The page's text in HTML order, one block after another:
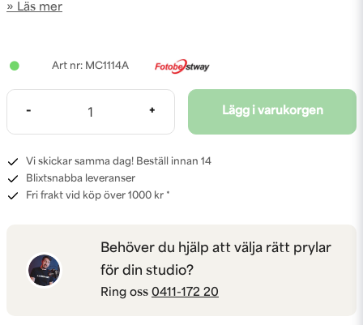
Läs mer
MC1114A
- + Lägg i varukorgen
Vi skickar samma dag! Beställ innan 14
Blixtsnabba leveranser
Fri frakt vid köp över 1000 kr *
Behöver du hjälp att välja rätt prylar
för din studio?
Ring oss 0411-172 20